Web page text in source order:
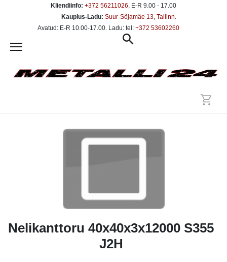
Kliendiinfo: +372 56211026, E-R 9.00 - 17.00
Kauplus-Ladu: Suur-Sõjamäe 13, Tallinn.
Avatud: E-R 10.00-17.00. Ladu: tel: +372 53602260
Nelikanttoru 40x40x3x12000 S355
J2H